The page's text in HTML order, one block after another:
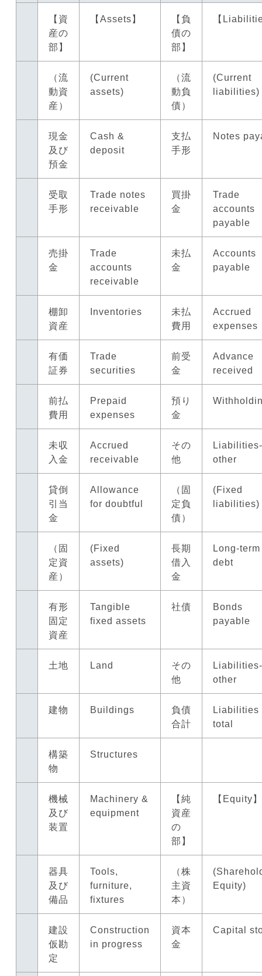
【資
産の
部】
【Assets】
【負
債の
部】
【
（流
動資
産）
(Current
assets)
（流
動負
債）
(Current
liabilities)
現金
及び
預金
Cash &
deposit
支払
手形
Notes
受取
手形
Trade notes
receivable
買掛
金
Trade
accounts
payable
売掛
金
Trade
accounts
receivable
未払
金
Accounts
payable
棚卸
資産
Inventories
未払
費用
Accrued
expenses
有価
証券
Trade
securities
前受
金
Advance
received
前払
費用
Prepaid
expenses
預り
金
未収
入金
Accrued
receivable
その
他
Liabilities-
other
貸倒
引当
金
Allowance
for doubtful
（固
定負
債）
(Fixed
liabilities)
（固
定資
産）
(Fixed
assets)
長期
借入
金
Long-term
debt
有形
固定
資産
Tangible
fixed assets
社債
Bonds
payable
土地 Land
その
他
Liabilities-
other
建物 Buildings
負債
合計
Liabilities
total
構築
物
Structures
機械
及び
装置
Machinery &
equipment
【純
資産
の
部】
【Equity】
器具
及び
備品
Tools,
furniture,
fixtures
（株
主資
本）
Equity)
建設
仮勘
定
Construction
in progress
資本
金
Capital